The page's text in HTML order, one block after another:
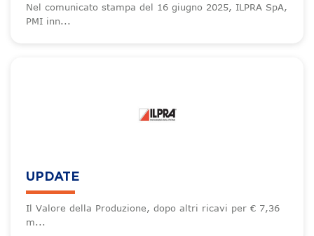
Nel comunicato stampa del 16 giugno 2025, ILPRA SpA,
PMI inn...
UPDATE
Il Valore della Produzione, dopo altri ricavi per € 7,36
m...